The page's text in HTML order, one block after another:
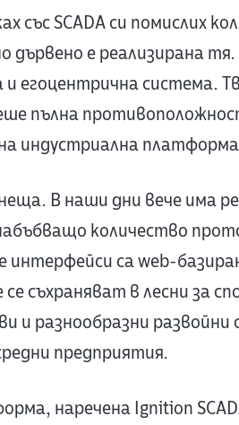
със SCADA си помислих
дървено е реализирана
егоцентрична система.
пълна
индустриална
В наши дни вече има
количество
са web-
съхраняват в лесни за
и разнообразни
предприятия.
наречена Ignition